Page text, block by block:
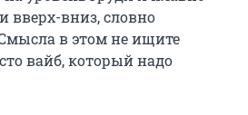
вверх-вниз, словно
в этом не ищите
вайб, который надо